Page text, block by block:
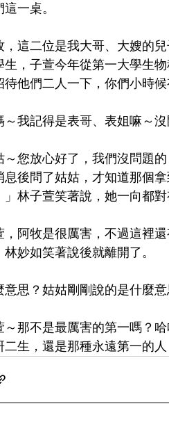
一桌。
，這二位是我大哥、大嫂的
生，子萱今年從第一大學生
待他們二人一下，你們小時
～我記得是表哥、表姐嘛～
～您放心好了，我們沒問題
息後問了姑姑，才知道那個
」林子萱笑著說，她一向都
，阿牧是很厲害，不過這裡
林妙如笑著說後就離開了。
意思？姑姑剛剛說的是什麼
～那不是最厲害的第一嗎？
二生，還是那種永遠第一的人